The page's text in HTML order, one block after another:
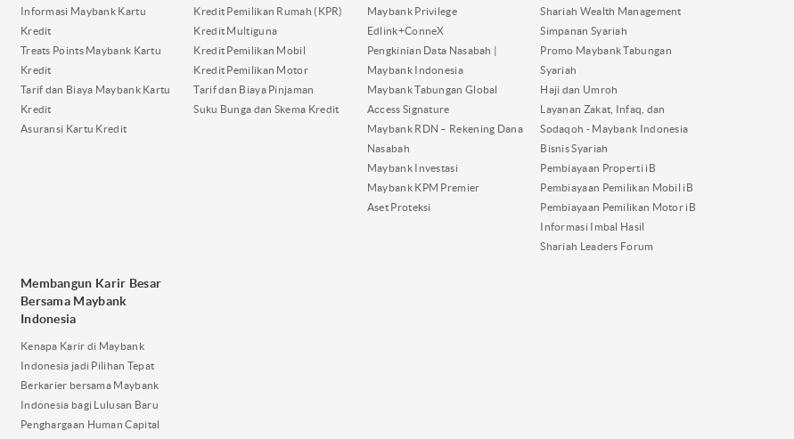
Informasi Maybank Kartu
Kredit
Treats Points Maybank Kartu
Kredit
Tarif dan Biaya Maybank Kartu
Kredit
Asuransi Kartu Kredit
Kredit Pemilikan Rumah (KPR)
Kredit Multiguna
Kredit Pemilikan Mobil
Kredit Pemilikan Motor
Tarif dan Biaya Pinjaman
Suku Bunga dan Skema Kredit
Maybank Privilege
Edlink+ConneX
Pengkinian Data Nasabah |
Maybank Indonesia
Maybank Tabungan Global
Access Signature
Maybank RDN – Rekening Dana
Nasabah
Maybank Investasi
Maybank KPM Premier
Aset Proteksi
Shariah Wealth Management
Simpanan Syariah
Promo Maybank Tabungan
Syariah
Haji dan Umroh
Layanan Zakat, Infaq, dan
Sodaqoh - Maybank Indonesia
Bisnis Syariah
Pembiayaan Properti iB
Pembiayaan Pemilikan Mobil iB
Pembiayaan Pemilikan Motor iB
Informasi Imbal Hasil
Shariah Leaders Forum
Membangun Karir Besar
Bersama Maybank
Indonesia
Kenapa Karir di Maybank
Indonesia jadi Pilihan Tepat
Berkarier bersama Maybank
Indonesia bagi Lulusan Baru
Penghargaan Human Capital